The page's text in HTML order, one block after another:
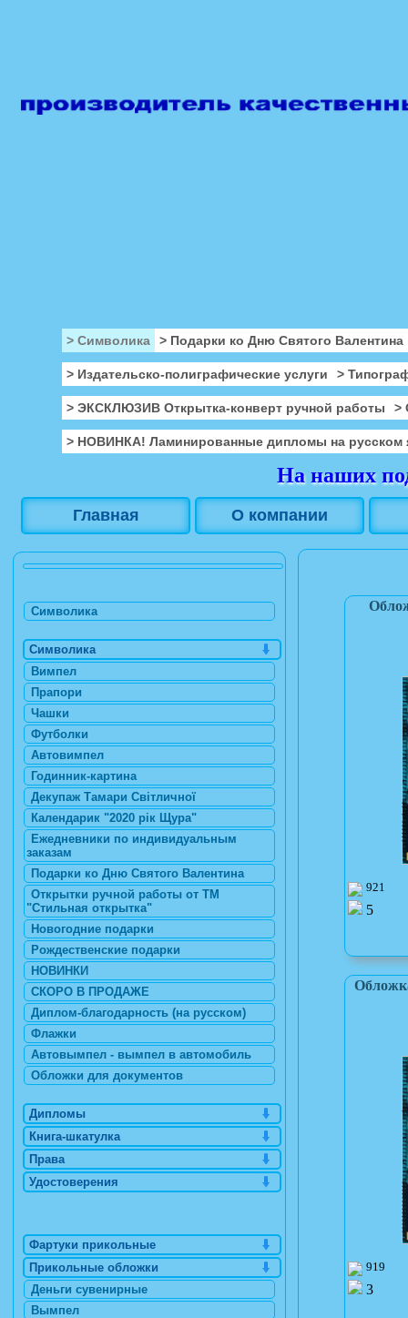
> Символика > Подарки ко Дню Святого Валентина
> Издательско-полиграфические услуги >
> ЭКСКЛЮЗИВ Открытка-конверт ручной работы >
> НОВИНКА! Ламинированные дипломы на русском
На наших
Главная О компании
921
5
919
3
Символика
Символика
Вимпел
Прапори
Чашки
Футболки
Автовимпел
Годинник-картина
Декупаж Тамари Світличної
Календарик "2020 рік Щура"
Ежедневники по индивидуальным
заказам
Подарки ко Дню Святого Валентина
Открытки ручной работы от ТМ
"Стильная открытка"
Новогодние подарки
Рождественские подарки
НОВИНКИ
СКОРО В ПРОДАЖЕ
Диплом-благодарность (на русском)
Флажки
Автовымпел - вымпел в автомобиль
Обложки для документов
Дипломы
Книга-шкатулка
Права
Удостоверения
Фартуки прикольные
Прикольные обложки
Деньги сувенирные
Вымпел